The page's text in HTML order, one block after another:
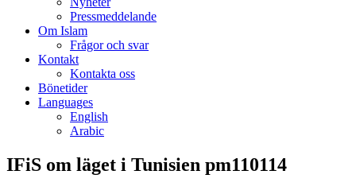
Pressmeddelande
Om Islam
Frågor och svar
Kontakt
Kontakta oss
Bönetider
Languages
English
Arabic
IFiS om läget i Tunisien pm110114